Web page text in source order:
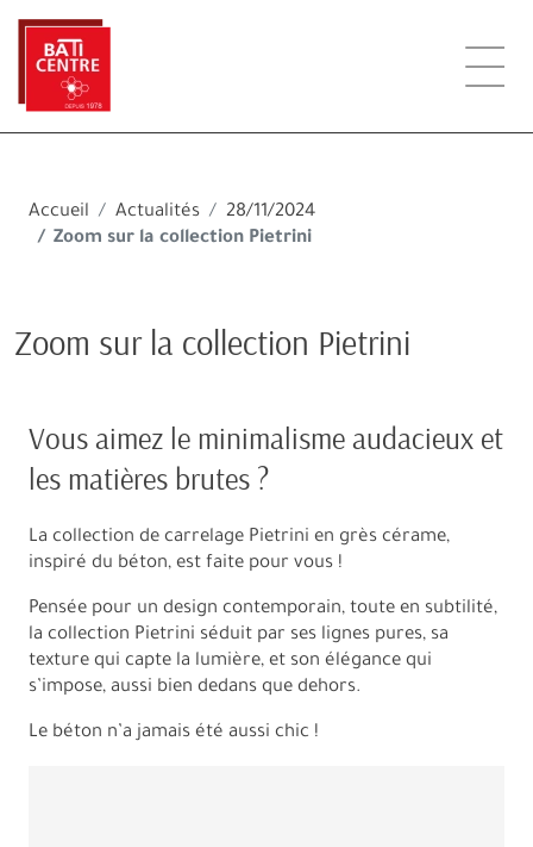
Accueil Actualités
28/11/2024
Zoom sur la collection Pietrini
Zoom sur la collection Pietrini
Vous aimez le minimalisme audacieux et
les matières brutes ?
La collection de carrelage Pietrini en grès cérame,
inspiré du béton, est faite pour vous !
Pensée pour un design contemporain, toute en subtilité,
la collection Pietrini séduit par ses lignes pures, sa
texture qui capte la lumière, et son élégance qui
s’impose, aussi bien dedans que dehors.
Le béton n’a jamais été aussi chic !